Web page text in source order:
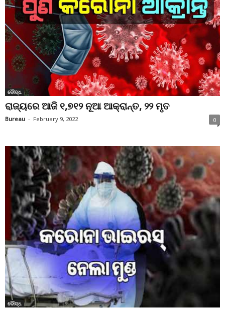
ବୌଦ୍ଧ
ରାଜ୍ୟରେ ଆଜି ୧,୭୧୨ ନୂଆ ଆକ୍ରାନ୍ତ, ୨୨ ମୃତ
Bureau - February 9, 2022 0
ବୌଦ୍ଧ